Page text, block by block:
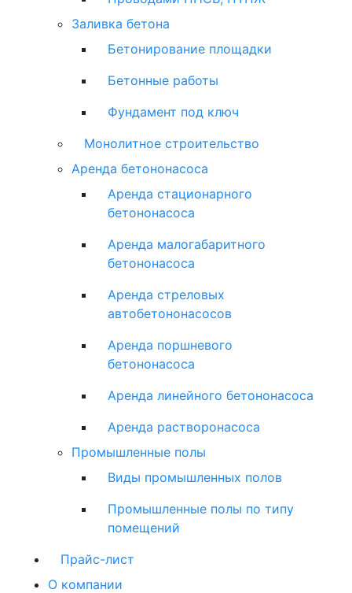
Заливка бетона
Бетонирование площадки
Бетонные работы
Фундамент под ключ
Монолитное строительство
Аренда бетононасоса
Аренда стационарного
бетононасоса
Аренда малогабаритного
бетононасоса
Аренда стреловых
автобетононасосов
Аренда поршневого
бетононасоса
Аренда линейного бетононасоса
Аренда растворонасоса
Промышленные полы
Виды промышленных полов
Промышленные полы по типу
помещений
Прайс-лист
О компании